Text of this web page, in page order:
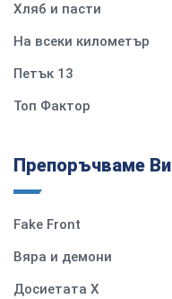
Хляб и пасти
На всеки километър
Петък 13
Топ Фактор
Препоръчваме Ви
Fake Front
Вяра и демони
Досиетата Х